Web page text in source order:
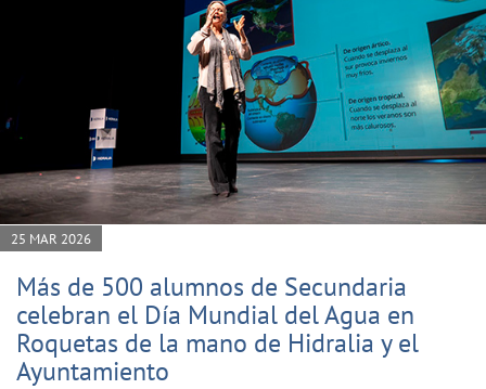
25 MAR 2026
Más de 500 alumnos de Secundaria
celebran el Día Mundial del Agua en
Roquetas de la mano de Hidralia y el
Ayuntamiento